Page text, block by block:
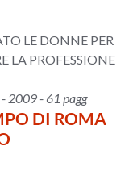
LE DONNE PER
LA PROFESSIONE
2009 - 61 pagg
DI ROMA